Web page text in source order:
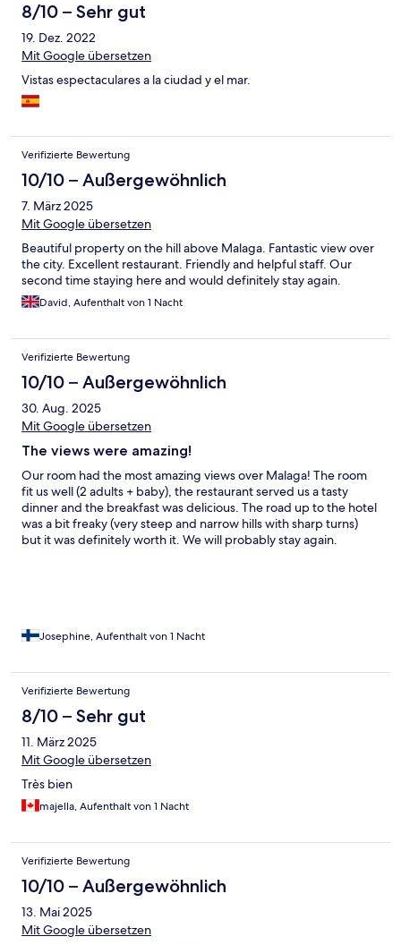
8/10 – Sehr gut
19. Dez. 2022
Mit Google übersetzen
Vistas espectaculares a la ciudad y el mar.
Verifizierte Bewertung
10/10 – Außergewöhnlich
7. März 2025
Mit Google übersetzen
Beautiful property on the hill above Malaga. Fantastic view over
the city. Excellent restaurant. Friendly and helpful staff. Our
second time staying here and would definitely stay again.
David, Aufenthalt von 1 Nacht
Verifizierte Bewertung
10/10 – Außergewöhnlich
30. Aug. 2025
Mit Google übersetzen
The views were amazing!
Our room had the most amazing views over Malaga! The room
fit us well (2 adults + baby), the restaurant served us a tasty
dinner and the breakfast was delicious. The road up to the hotel
was a bit freaky (very steep and narrow hills with sharp turns)
but it was definitely worth it. We will probably stay again.
Josephine, Aufenthalt von 1 Nacht
Verifizierte Bewertung
8/10 – Sehr gut
11. März 2025
Mit Google übersetzen
Très bien
majella, Aufenthalt von 1 Nacht
Verifizierte Bewertung
10/10 – Außergewöhnlich
13. Mai 2025
Mit Google übersetzen